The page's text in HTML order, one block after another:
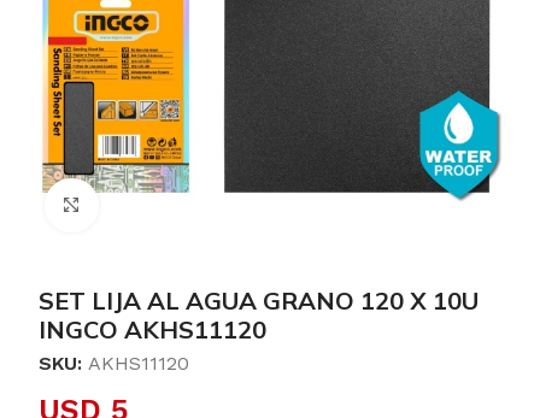
SET LIJA AL AGUA GRANO 120 X 10U
INGCO AKHS11120
SKU: AKHS11120
USD 5